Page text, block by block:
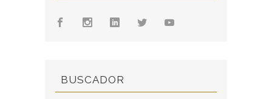
BUSCADOR